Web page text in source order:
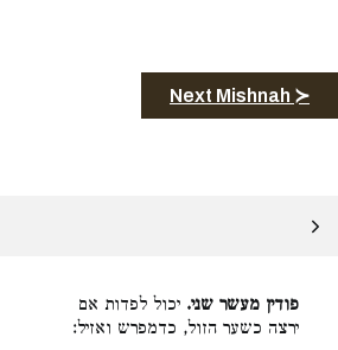
Next Mishnah ≻
פודין מעשר שני. יכול לפדות אם
ירצה כשער הזול, כדמפרש ואזיל: